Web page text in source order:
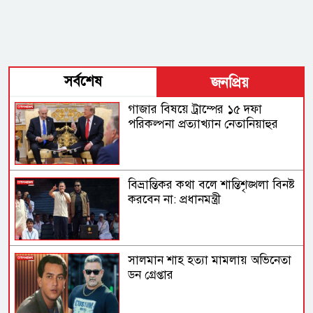
সর্বশেষ জনপ্রিয়
গাজার বিষয়ে ট্রাম্পের ১৫ দফা
পরিকল্পনা প্রত্যাখ্যান নেতানিয়াহুর
বিভ্রান্তিকর কথা বলে শান্তিশৃঙ্খলা বিনষ্ট
করবেন না: প্রধানমন্ত্রী
সালমান শাহ হত্যা মামলায় অভিনেতা
ডন গ্রেপ্তার